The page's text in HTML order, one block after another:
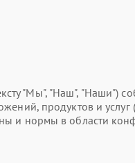
"Мы", "Наш", "Наши")
продуктов и услуг
и нормы в области